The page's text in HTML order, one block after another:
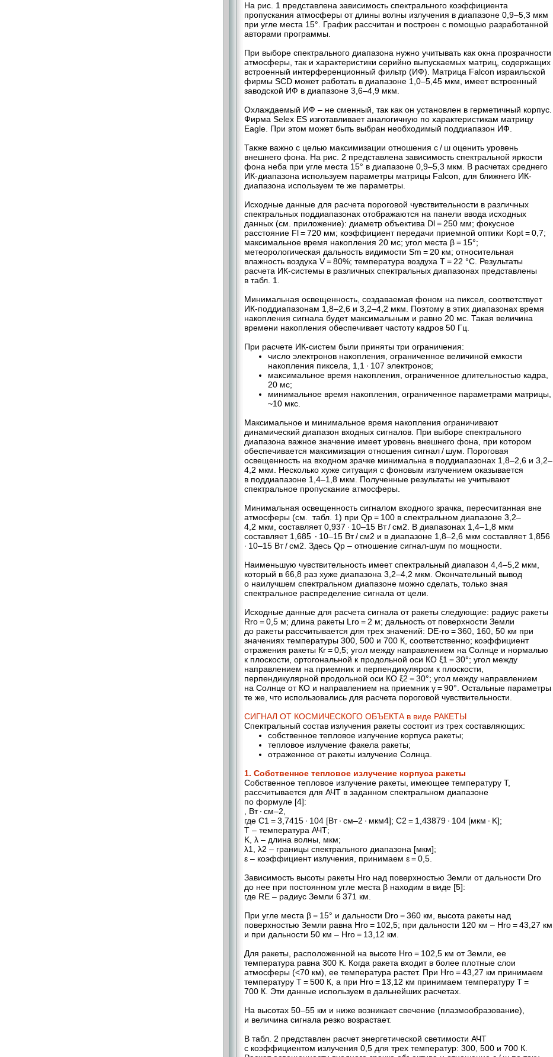
На рис. 1 представлена зависимость спектрального коэффициента
пропускания атмосферы от длины волны излучения в диапазоне 0,9–5,3 мкм
при угле места 15°. График рассчитан и построен с помощью разработанной
авторами программы.
При выборе спектрального диапазона нужно учитывать как окна прозрачности
атмосферы, так и характеристики серийно выпускаемых матриц, содержащих
встроенный интерференционный фильтр (ИФ). Матрица Falcon израильской
фирмы SCD может работать в диапазоне 1,0–5,45 мкм, имеет встроенный
заводской ИФ в диапазоне 3,6–4,9 мкм.
Охлаждаемый ИФ – ​не сменный, так как он установлен в герметичный корпус.
Фирма Selex ES изготавливает аналогичную по характеристикам матрицу
Eagle. При этом может быть выбран необходимый поддиапазон ИФ.
Также важно с целью максимизации отношения с / ш оценить уровень
внешнего фона. На рис. 2 представлена зависимость спектральной яркости
фона неба при угле места 15° в диапазоне 0,9–5,3 мкм. В расчетах среднего
ИК-диапазона используем параметры матрицы Falcon, для ближнего ИК-
диапазона используем те же параметры.
Исходные данные для расчета пороговой чувствительности в различных
спектральных поддиапазонах отображаются на панели ввода исходных
данных (см. приложение): диаметр объектива Dl = 250 мм; фокусное
расстояние Fl = 720 мм; коэффициент передачи приемной оптики Kopt = 0,7;
максимальное время накопления 20 мс; угол места β = 15°;
метеорологическая дальность видимости Sm = 20 км; относительная
влажность воздуха V = 80%; температура воздуха T = 22 °C. Результаты
расчета ИК-системы в различных спектральных диапазонах представлены
в табл. 1.
Минимальная освещенность, создаваемая фоном на пиксел, соответствует
ИК-поддиапазонам 1,8–2,6 и 3,2–4,2 мкм. Поэтому в этих диапазонах время
накопления сигнала будет максимальным и равно 20 мс. Такая величина
времени накопления обеспечивает частоту кадров 50 Гц.
При расчете ИК-систем были приняты три ограничения:
число электронов накопления, ограниченное величиной емкости
накопления пиксела, 1,1 ∙ 107 электронов;
максимальное время накопления, ограниченное длительностью кадра,
20 мс;
минимальное время накопления, ограниченное параметрами матрицы,
~10 мкс.
Максимальное и минимальное время накопления ограничивают
динамический диапазон входных сигналов. При выборе спектрального
диапазона важное значение имеет уровень внешнего фона, при котором
обеспечивается максимизация отношения сигнал / шум. Пороговая
освещенность на входном зрачке минимальна в поддиапазонах 1,8–2,6 и 3,2–
4,2 мкм. Несколько хуже ситуация с фоновым излучением оказывается
в поддиапазоне 1,4–1,8 мкм. Полученные результаты не учитывают
спектральное пропускание атмосферы.
Минимальная освещенность сигналом входного зрачка, пересчитанная вне
атмосферы (см. табл. 1) при Qp = 100 в спектральном диапазоне 3,2–
4,2 мкм, составляет 0,937 ∙ 10–15 Вт / см2. В диапазонах 1,4–1,8 мкм
составляет 1,685 ∙ 10–15 Вт / см2 и в диапазоне 1,8–2,6 мкм составляет 1,856
∙ 10–15 Вт / см2. Здесь Qp – ​отношение сигнал-шум по мощности.
Наименьшую чувствительность имеет спектральный диапазон 4,4–5,2 мкм,
который в 66,8 раз хуже диапазона 3,2–4,2 мкм. Окончательный вывод
о наилучшем спектральном диапазоне можно сделать, только зная
спектральное распределение сигнала от цели.
Исходные данные для расчета сигнала от ракеты следующие: радиус ракеты
Rrо = 0,5 м; длина ракеты Lrо = 2 м; дальность от поверхности Земли
до ракеты рассчитывается для трех значений: DE-rо = 360, 160, 50 км при
значениях температуры 300, 500 и 700 К, соответственно; коэффициент
отражения ракеты Кr = 0,5; угол между направлением на Солнце и нормалью
к плоскости, ортогональной к продольной оси КО ξ1 = 30°; угол между
направлением на приемник и перпендикуляром к плоскости,
перпендикулярной продольной оси КО ξ2 = 30°; угол между направлением
на Солнце от КО и направлением на приемник γ = 90°. Остальные параметры
те же, что использовались для расчета пороговой чувствительности.
СИГНАЛ ОТ КОСМИЧЕСКОГО ОБЪЕКТА в виде РАКЕТЫ
Спектральный состав излучения ракеты состоит из трех составляющих:
собственное тепловое излучение корпуса ракеты;
тепловое излучение факела ракеты;
отраженное от ракеты излучение Солнца.
1. Собственное тепловое излучение корпуса ракеты
Собственное тепловое излучение ракеты, имеющее температуру Т,
рассчитывается для АЧТ в заданном спектральном диапазоне
по формуле [4]:
, Вт ∙ см–2,
где С1 = 3,7415 ∙ 104 [Вт ∙ см–2 ∙ мкм4]; С2 = 1,43879 ∙ 104 [мкм ∙ K];
T – ​температура АЧТ;
K, λ – ​длина волны, мкм;
λ1, λ2 – ​границы спектрального диапазона [мкм];
ε – коэффициент излучения, принимаем ε = 0,5.
Зависимость высоты ракеты Hro над поверхностью Земли от дальности Dro
до нее при постоянном угле места β находим в виде [5]:
где RE – ​радиус Земли 6 371 км.
При угле места β = 15° и дальности Dro = 360 км, высота ракеты над
поверхностью Земли равна Hro = 102,5; при дальности 120 км – Hro = 43,27 км
и при дальности 50 км – ​Hro = 13,12 км.
Для ракеты, расположенной на высоте Hro = 102,5 км от Земли, ее
температура равна 300 К. Когда ракета входит в более плотные слои
атмосферы (<70 км), ее температура растет. При Hro = 43,27 км принимаем
температуру Т = 500 К, а при Hro = 13,12 км принимаем температуру Т =
700 К. Эти данные используем в дальнейших расчетах.
На высотах 50–55 км и ниже возникает свечение (плазмообразование),
и величина сигнала резко возрастает.
В табл. 2 представлен расчет энергетической светимости АЧТ
с коэффициентом излучения 0,5 для трех температур: 300, 500 и 700 К.